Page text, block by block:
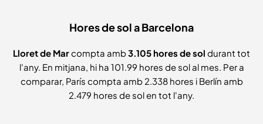
Hores de sol a Barcelona
Lloret de Marcompta amb3.105 hores de sol durant tot
l'any. En mitjana, hi ha 101.99 hores de sol al mes. Per a
comparar, París compta amb 2.338 hores i Berlín amb
2.479 hores de sol en tot l'any.